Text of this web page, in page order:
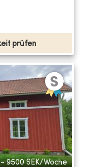
prüfen
9500 SEK/Woche